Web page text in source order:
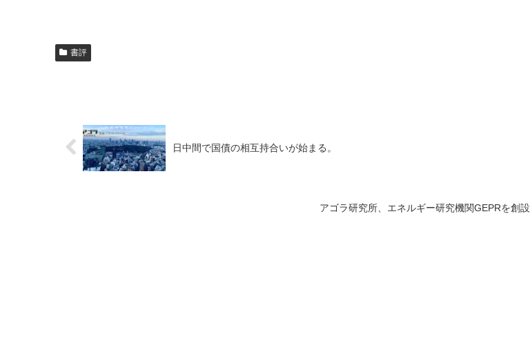
書評
日中間で国債の相互持合いが始まる。
アゴラ研究所、エネルギー研究機関GEPRを創設